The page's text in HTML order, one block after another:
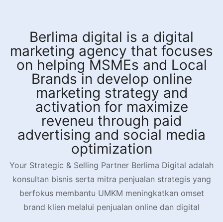
Berlima digital is a digital
marketing agency that focuses
on helping MSMEs and Local
Brands in develop online
marketing strategy and
activation for maximize
reveneu through paid
advertising and social media
optimization
Your Strategic & Selling Partner Berlima Digital adalah
konsultan bisnis serta mitra penjualan strategis yang
berfokus membantu UMKM meningkatkan omset
brand klien melalui penjualan online dan digital